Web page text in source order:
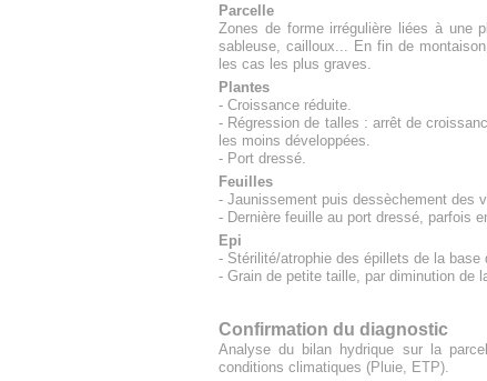
Parcelle
Zones de forme irrégulière liées à une
sableuse, cailloux... En fin de
les cas les plus graves.
Plantes
- Croissance réduite.
- Régression de talles : arrêt de
les moins développées.
- Port dressé.
Feuilles
- Jaunissement puis dessèchement des
- Dernière feuille au port dressé, parfois
Epi
- Stérilité/atrophie des épillets de la base
- Grain de petite taille, par diminution de
Confirmation du diagnostic
Analyse du bilan hydrique sur la
conditions climatiques (Pluie, ETP).